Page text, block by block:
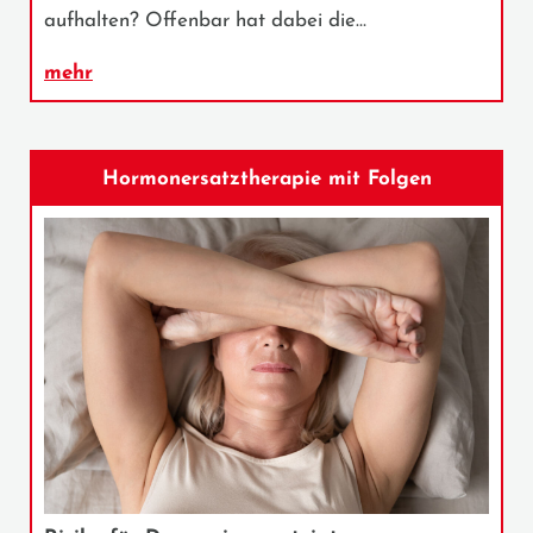
aufhalten? Offenbar hat dabei die…
mehr
Hormonersatztherapie mit Folgen